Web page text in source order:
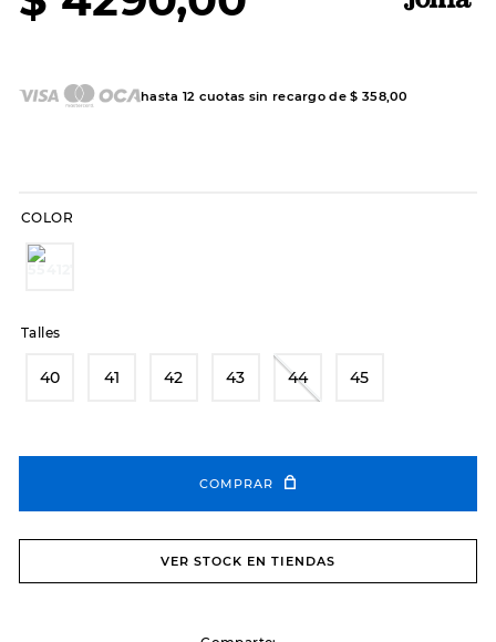
hasta 12 cuotas sin recargo de$ 358,00
COLOR
Talles
40 41 42 43 44 45
COMPRAR
VER STOCK EN TIENDAS